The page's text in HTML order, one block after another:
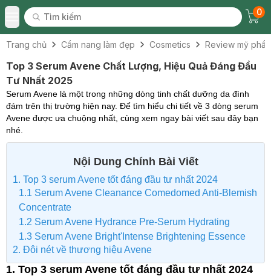
Toggle Menu
Tìm kiếm
Tìm kiếm
0
Trang chủ Cẩm nang làm đẹp Cosmetics Review mỹ
Top 3 Serum Avene Chất Lượng, Hiệu Quả Đáng Đầu
Tư Nhất 2025
Serum Avene là một trong những dòng tinh chất dưỡng da đình
đám trên thị trường hiện nay. Để tìm hiểu chi tiết về 3 dòng serum
Avene được ưa chuộng nhất, cùng xem ngay bài viết sau đây bạn
nhé.
Nội Dung Chính Bài Viết
1. Top 3 serum Avene tốt đáng đầu tư nhất 2024
1.1 Serum Avene Cleanance Comedomed Anti-Blemish
Concentrate
1.2 Serum Avene Hydrance Pre-Serum Hydrating
1.3 Serum Avene Bright'Intense Brightening Essence
2. Đôi nét về thương hiệu Avene
1. Top 3 serum Avene tốt đáng đầu tư nhất 2024